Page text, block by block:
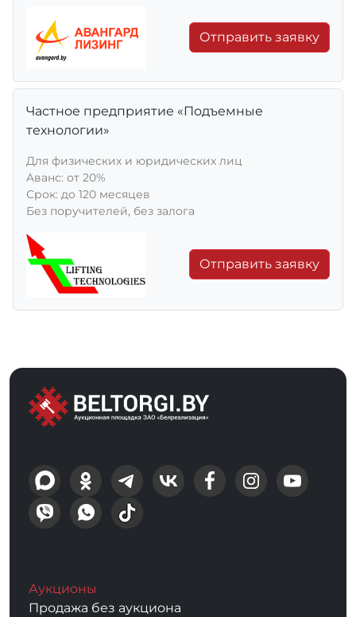
Отправить заявку
Частное предприятие «Подъемные
технологии»
Для физических и юридических лиц
Aванс: от 20%
Срок: до 120 месяцев
Без поручителей, без залога
Отправить заявку
Аукционы
Продажа без аукциона